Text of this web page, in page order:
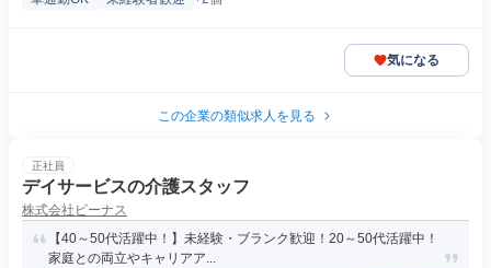
気になる
この企業の類似求人を見る
正社員
デイサービスの介護スタッフ
株式会社ビーナス
【40～50代活躍中！】未経験・ブランク歓迎！20～50代活躍中！
家庭との両立やキャリアア...